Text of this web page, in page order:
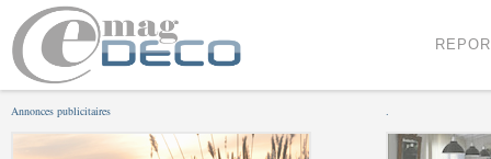
Annonces publicitaires